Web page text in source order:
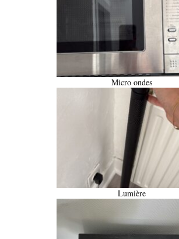
Micro ondes
Lumière